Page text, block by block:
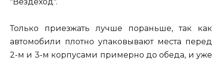
Только приезжать лучше пораньше, так как
автомобили плотно упаковывают места перед
2-м и 3-м корпусами примерно до обеда, и уже